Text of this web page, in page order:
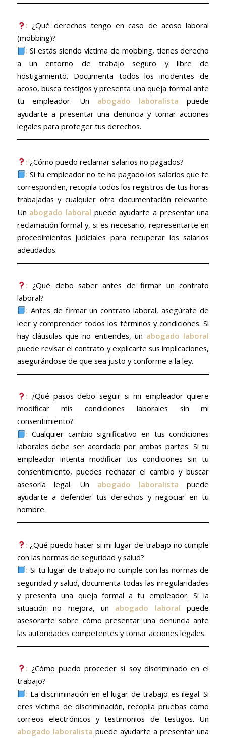
: ¿Qué derechos tengo en caso de acoso laboral
(mobbing)?
: Si estás siendo víctima de mobbing, tienes derecho
a un entorno de trabajo seguro y libre de
hostigamiento. Documenta todos los incidentes de
acoso, busca testigos y presenta una queja formal ante
tu empleador. Un abogado laboralista puede
ayudarte a presentar una denuncia y tomar acciones
legales para proteger tus derechos.
: ¿Cómo puedo reclamar salarios no pagados?
: Si tu empleador no te ha pagado los salarios que te
corresponden, recopila todos los registros de tus horas
trabajadas y cualquier otra documentación relevante.
Un abogado laboral puede ayudarte a presentar una
reclamación formal y, si es necesario, representarte en
procedimientos judiciales para recuperar los salarios
adeudados.
: ¿Qué debo saber antes de firmar un contrato
laboral?
: Antes de firmar un contrato laboral, asegúrate de
leer y comprender todos los términos y condiciones. Si
hay cláusulas que no entiendes, un abogado laboral
puede revisar el contrato y explicarte sus implicaciones,
asegurándose de que sea justo y conforme a la ley.
: ¿Qué pasos debo seguir si mi empleador quiere
modificar mis condiciones laborales sin mi
consentimiento?
: Cualquier cambio significativo en tus condiciones
laborales debe ser acordado por ambas partes. Si tu
empleador intenta modificar tus condiciones sin tu
consentimiento, puedes rechazar el cambio y buscar
asesoría legal. Un abogado laboralista puede
ayudarte a defender tus derechos y negociar en tu
nombre.
: ¿Qué puedo hacer si mi lugar de trabajo no cumple
con las normas de seguridad y salud?
: Si tu lugar de trabajo no cumple con las normas de
seguridad y salud, documenta todas las irregularidades
y presenta una queja formal a tu empleador. Si la
situación no mejora, un abogado laboral puede
asesorarte sobre cómo presentar una denuncia ante
las autoridades competentes y tomar acciones legales.
: ¿Cómo puedo proceder si soy discriminado en el
trabajo?
: La discriminación en el lugar de trabajo es ilegal. Si
eres víctima de discriminación, recopila pruebas como
correos electrónicos y testimonios de testigos. Un
abogado laboralista puede ayudarte a presentar una